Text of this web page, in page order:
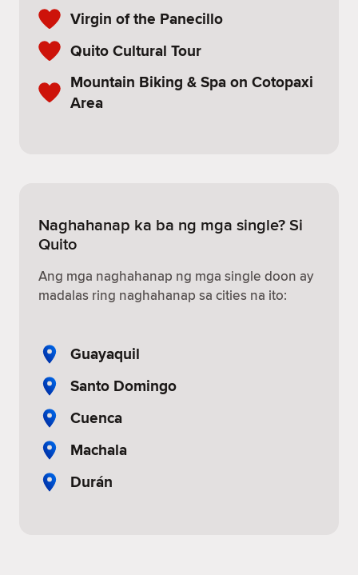
Virgin of the Panecillo
Quito Cultural Tour
Mountain Biking & Spa on Cotopaxi
Area
Naghahanap ka ba ng mga single? Si
Quito
Ang mga naghahanap ng mga single doon ay
madalas ring naghahanap sa cities na ito:
Guayaquil
Santo Domingo
Cuenca
Machala
Durán